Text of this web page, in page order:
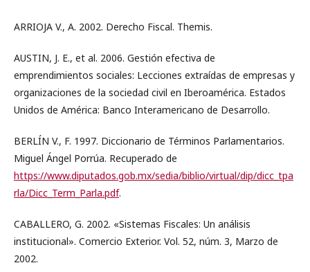
ARRIOJA V., A. 2002. Derecho Fiscal. Themis.
AUSTIN, J. E., et al. 2006. Gestión efectiva de
emprendimientos sociales: Lecciones extraídas de empresas y
organizaciones de la sociedad civil en Iberoamérica. Estados
Unidos de América: Banco Interamericano de Desarrollo.
BERLÍN V., F. 1997. Diccionario de Términos Parlamentarios.
Miguel Ángel Porrúa. Recuperado de
https://www.diputados.gob.mx/sedia/biblio/virtual/dip/dicc_tpa
rla/Dicc_Term_Parla.pdf.
CABALLERO, G. 2002. «Sistemas Fiscales: Un análisis
institucional». Comercio Exterior. Vol. 52, núm. 3, Marzo de
2002.